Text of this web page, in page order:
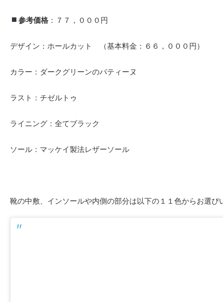
参考価格 ：７７，０００円
デザイン：ホールカット （基本料金：６６，０００円）
カラー：ダークグリーンのパティーヌ
ラスト：チゼルトゥ
ライニング：全てブラック
ソール：マッケイ製法レザーソール
靴の中敷、インソールや内側の部分は以下の１１色からお選